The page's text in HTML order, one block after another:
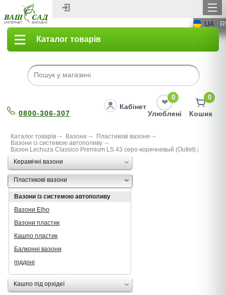
UA
Каталог товарів
0800-306-307
Кабінет
0
Улюблені
0
Кошик
Каталог товарів Вазони
Пластикові вазони
Вазони із системою автополиву
Вазон Lechuza Classico Premium LS 43 серо-коричневый (Outlet)
Керамічні вазони
Пластикові вазони
Вазони із системою автополиву
Вазони Elho
Вазони пластик
Кашпо пластик
Балконні вазони
піддоні
Кашпо під орхідеї